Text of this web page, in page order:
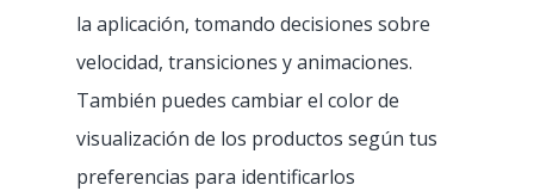
la aplicación, tomando decisiones sobre
velocidad, transiciones y animaciones.
También puedes cambiar el color de
visualización de los productos según tus
preferencias para identificarlos